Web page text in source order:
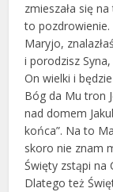
zmieszała się
to pozdrowienie.
Maryjo,
i porodzisz
On wielki i
Bóg da Mu tron
nad domem
końca”. Na to
skoro nie znam
Święty zstąpi na
Dlatego też